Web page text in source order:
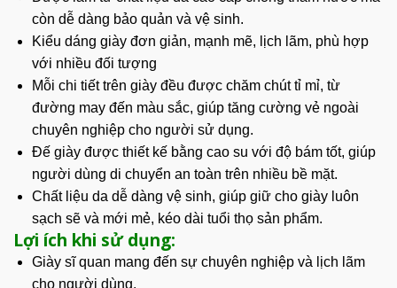
còn dễ dàng bảo quản và vệ sinh.
Kiểu dáng giày đơn giản, mạnh mẽ, lịch lãm, phù hợp
với nhiều đối tượng
Mỗi chi tiết trên giày đều được chăm chút tỉ mỉ, từ
đường may đến màu sắc, giúp tăng cường vẻ ngoài
chuyên nghiệp cho người sử dụng.
Đế giày được thiết kế bằng cao su với độ bám tốt, giúp
người dùng di chuyển an toàn trên nhiều bề mặt.
Chất liệu da dễ dàng vệ sinh, giúp giữ cho giày luôn
sạch sẽ và mới mẻ, kéo dài tuổi thọ sản phẩm.
Lợi ích khi sử dụng:
Giày sĩ quan mang đến sự chuyên nghiệpvà lịch lãm
cho người dùng.